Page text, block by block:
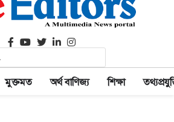
মুক্তমত অর্থ বাণিজ্য শিক্ষা